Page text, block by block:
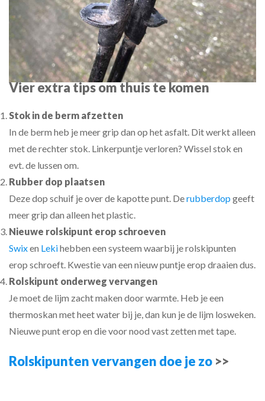
Vier extra tips om thuis te komen
Stok in de berm afzetten
In de berm heb je meer grip dan op het asfalt. Dit werkt alleen
met de rechter stok. Linkerpuntje verloren? Wissel stok en
evt. de lussen om.
Rubber dop plaatsen
Deze dop schuif je over de kapotte punt. Derubberdopgeeft
meer grip dan alleen het plastic.
Nieuwe rolskipunt erop schroeven
Swixen Lekihebben een systeem waarbij je rolskipunten
erop schroeft. Kwestie van een nieuw puntje erop draaien dus.
Rolskipunt onderweg vervangen
Je moet de lijm zacht maken door warmte. Heb je een
thermoskan met heet water bij je, dan kun je de lijm losweken.
Nieuwe punt erop en die voor nood vast zetten met tape.
Rolskipunten vervangen doe je zo >>